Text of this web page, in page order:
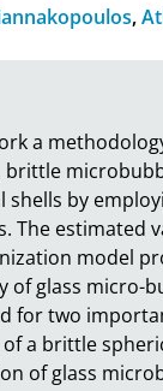
,
a
shells by
The estimated
model
of glass micro-
for two
a brittle
of glass